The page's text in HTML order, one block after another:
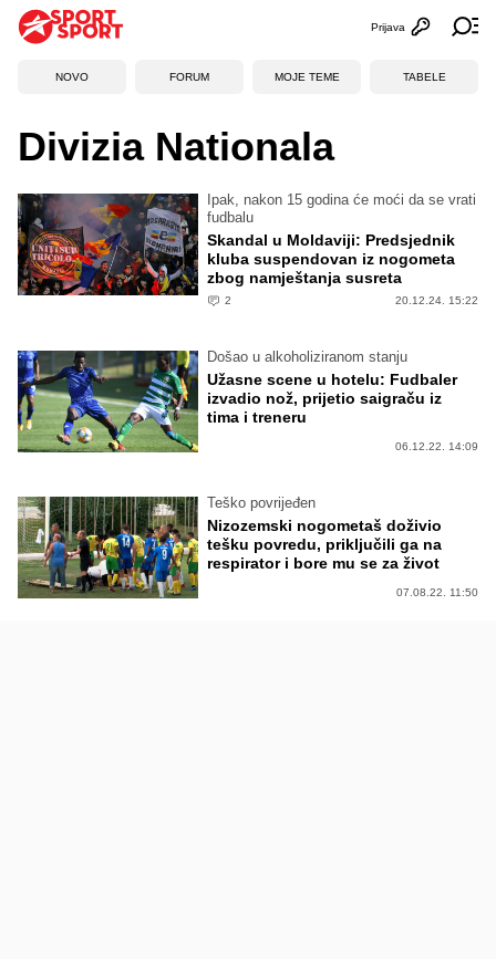
Otvori
Prijava
NOVO FORUM MOJE TEME TABELE
Divizia Nationala
Ipak, nakon 15 godina će moći da se vrati
fudbalu
Skandal u Moldaviji: Predsjednik
kluba suspendovan iz nogometa
zbog namještanja susreta
2 20.12.24. 15:22
Došao u alkoholiziranom stanju
Užasne scene u hotelu: Fudbaler
izvadio nož, prijetio saigraču iz
tima i treneru
06.12.22. 14:09
Teško povrijeđen
Nizozemski nogometaš doživio
tešku povredu, priključili ga na
respirator i bore mu se za život
07.08.22. 11:50